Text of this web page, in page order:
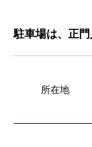
駐車場は、正門
所在地